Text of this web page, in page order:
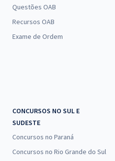
Questões OAB
Recursos OAB
Exame de Ordem
CONCURSOS NO SUL E
SUDESTE
Concursos no Paraná
Concursos no Rio Grande do Sul